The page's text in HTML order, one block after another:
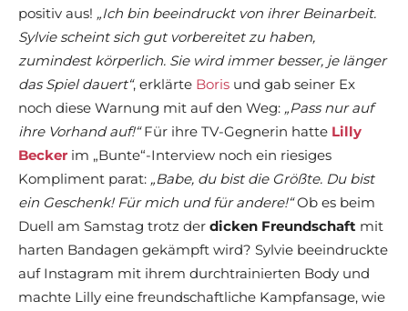
positiv aus! „Ich bin beeindruckt von ihrer Beinarbeit.
Sylvie scheint sich gut vorbereitet zu haben,
zumindest körperlich. Sie wird immer besser, je länger
das Spiel dauert“, erklärte Boris und gab seiner Ex
noch diese Warnung mit auf den Weg: „Pass nur auf
ihre Vorhand auf!“Für ihre TV-Gegnerin hatte Lilly
Becker im „Bunte“-Interview noch ein riesiges
Kompliment parat: „Babe, du bist die Größte. Du bist
ein Geschenk! Für mich und für andere!“Ob es beim
Duell am Samstag trotz der dicken Freundschaft mit
harten Bandagen gekämpft wird? Sylvie beeindruckte
auf Instagram mit ihrem durchtrainierten Body und
machte Lilly eine freundschaftliche Kampfansage, wie